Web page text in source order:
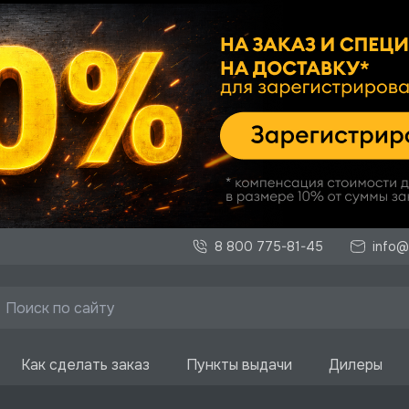
8 800 775-81-45
Как сделать заказ Пункты выдачи Дилеры